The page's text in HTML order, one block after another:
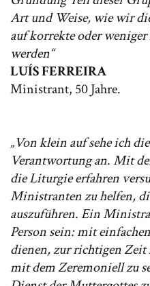
Art und Weise, wie wir
auf korrekte oder
werden“
LUÍS FERREIRA
Ministrant, 50 Jahre.
„Von klein auf sehe ich
Verantwortung an. Mit
die Liturgie erfahren
Ministranten zu helfen,
auszuführen. Ein
Person sein: mit
dienen, zur richtigen
mit dem Zeremoniell zu